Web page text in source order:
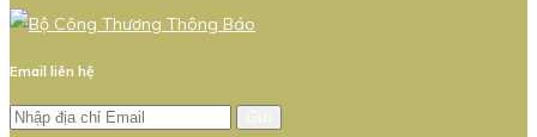
Email liên hệ